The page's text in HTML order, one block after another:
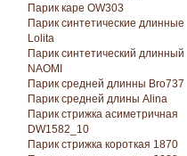
Парик каре OW303
Парик синтетические длинные
Lolita
Парик синтетический длинный
NAOMI
Парик средней длинны Bro737
Парик средней длины Alina
Парик стрижка асиметричная
DW1582_10
Парик стрижка короткая 1870